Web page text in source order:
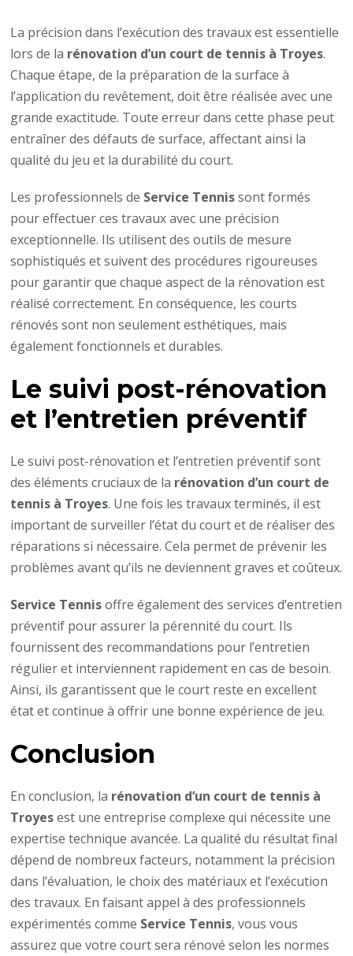
La précision dans l’exécution des travaux est essentielle
lors de la rénovation d’un court de tennis à Troyes.
Chaque étape, de la préparation de la surface à
l’application du revêtement, doit être réalisée avec une
grande exactitude. Toute erreur dans cette phase peut
entraîner des défauts de surface, affectant ainsi la
qualité du jeu et la durabilité du court.
Les professionnels de Service Tennissont formés
pour effectuer ces travaux avec une précision
exceptionnelle. Ils utilisent des outils de mesure
sophistiqués et suivent des procédures rigoureuses
pour garantir que chaque aspect de la rénovation est
réalisé correctement. En conséquence, les courts
rénovés sont non seulement esthétiques, mais
également fonctionnels et durables.
Le suivi post-rénovation
et l’entretien préventif
Le suivi post-rénovation et l’entretien préventif sont
des éléments cruciaux de la rénovation d’un court de
tennis à Troyes. Une fois les travaux terminés, il est
important de surveiller l’état du court et de réaliser des
réparations si nécessaire. Cela permet de prévenir les
problèmes avant qu’ils ne deviennent graves et coûteux.
Service Tennisoffre également des services d’entretien
préventif pour assurer la pérennité du court. Ils
fournissent des recommandations pour l’entretien
régulier et interviennent rapidement en cas de besoin.
Ainsi, ils garantissent que le court reste en excellent
état et continue à offrir une bonne expérience de jeu.
Conclusion
En conclusion, la rénovation d’un court de tennis à
Troyesest une entreprise complexe qui nécessite une
expertise technique avancée. La qualité du résultat final
dépend de nombreux facteurs, notamment la précision
dans l’évaluation, le choix des matériaux et l’exécution
des travaux. En faisant appel à des professionnels
expérimentés comme Service Tennis, vous vous
assurez que votre court sera rénové selon les normes